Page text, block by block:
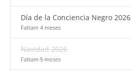
Día de la Conciencia Negro 2026
Faltam 4 meses
Navidad 2026
Faltam 5 meses